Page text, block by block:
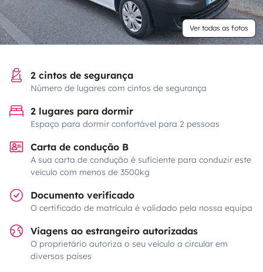
Ver todas as fotos
2 cintos de segurança
Número de lugares com cintos de segurança
2 lugares para dormir
Espaço para dormir confortável para 2 pessoas
Carta de condução B
A sua carta de condução é suficiente para conduzir este
veículo com menos de 3500kg
Documento verificado
O certificado de matrícula é validado pela nossa equipa
Viagens ao estrangeiro autorizadas
O proprietário autoriza o seu veículo a circular em
diversos países